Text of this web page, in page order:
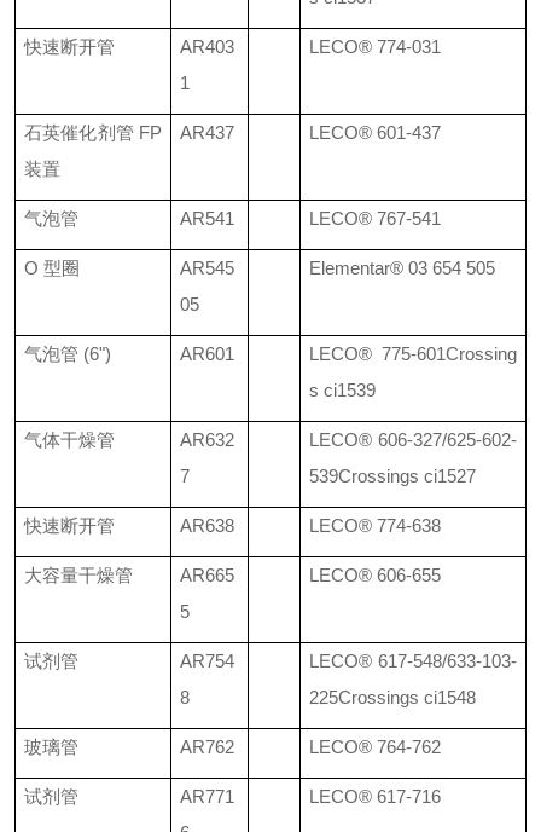
快速断开管
AR403
1
LECO® 774-031
石英催化剂管 FP
装置
AR437 LECO® 601-437
气泡管 AR541 LECO® 767-541
O 型圈
AR545
05
Elementar® 03 654 505
气泡管 (6") AR601 LECO® 775-601Crossing
s ci1539
气体干燥管
AR632
7
LECO® 606-327/625-602-
539Crossings ci1527
快速断开管 AR638 LECO® 774-638
大容量干燥管
AR665
5
LECO® 606-655
试剂管
AR754
8
LECO® 617-548/633-103-
225Crossings ci1548
玻璃管 AR762 LECO® 764-762
试剂管
AR771
LECO® 617-716